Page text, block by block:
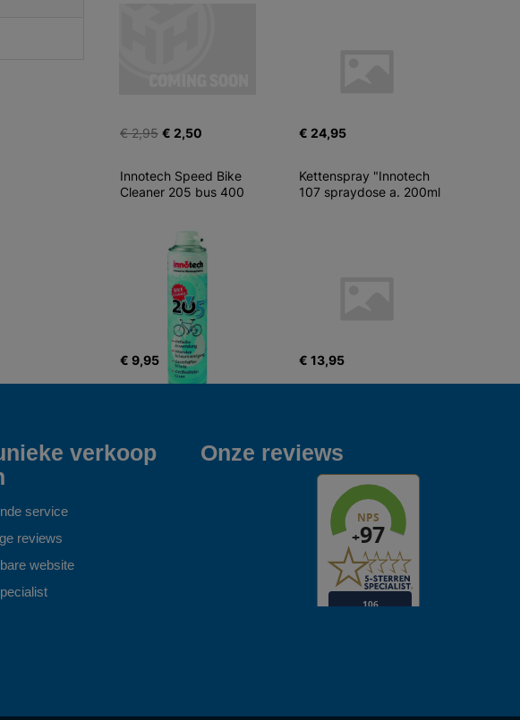
€ 2,95 € 2,50 € 24,95
Innotech Speed Bike
Cleaner 205 bus 400
€ 9,95
Kettenspray "Innotech
107 spraydose a. 200ml
€ 13,95
verkoop
service
reviews
website
Onze reviews